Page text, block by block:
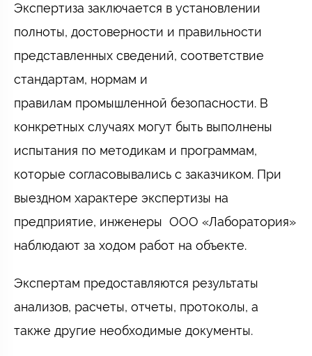
Экспертиза заключается в установлении
полноты, достоверности и правильности
представленных сведений, соответствие
стандартам, нормам и
правилам промышленной безопасности. В
конкретных случаях могут быть выполнены
испытания по методикам и программам,
которые согласовывались с заказчиком. При
выездном характере экспертизы на
предприятие, инженеры ООО «Лаборатория»
наблюдают за ходом работ на объекте.
Экспертам предоставляются результаты
анализов, расчеты, отчеты, протоколы, а
также другие необходимые документы.